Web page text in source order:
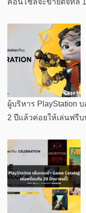
คอนโซลจะขายดิจิทัล
ผู้บริหาร PlayStation
2 ปีแล้วค่อยให้เล่นฟรีบ